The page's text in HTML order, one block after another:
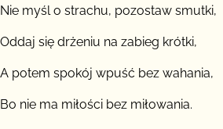
Nie myśl o strachu, pozostaw smutki,
Oddaj się drżeniu na zabieg krótki,
A potem spokój wpuść bez wahania,
Bo nie ma miłości bez miłowania.